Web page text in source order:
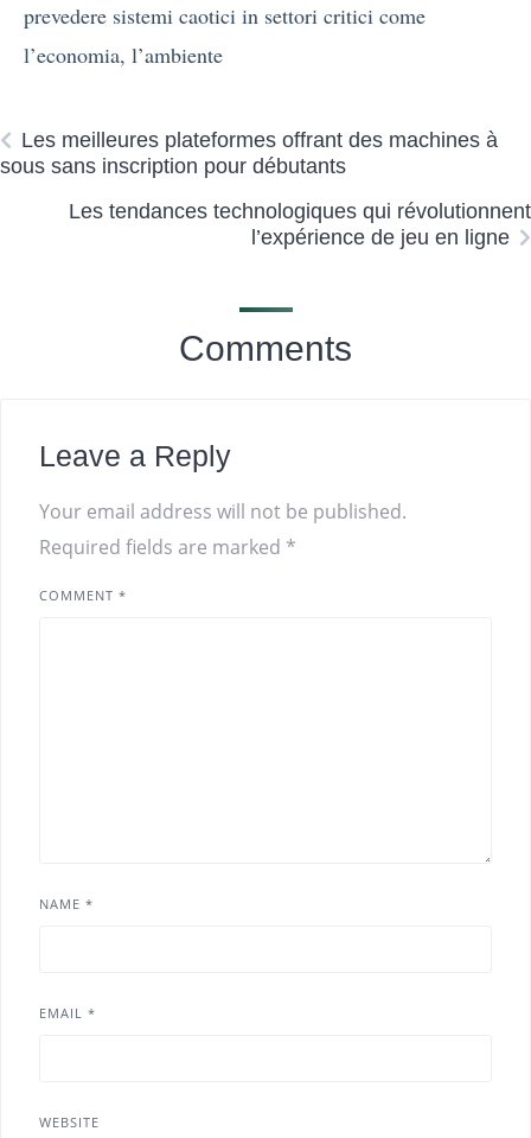
prevedere sistemi caotici in settori critici come
l’economia, l’ambiente
Les meilleures plateformes offrant des machines à
sous sans inscription pour débutants
Les tendances technologiques qui révolutionnent
l’expérience de jeu en ligne
Comments
Leave a Reply
Your email address will not be published.
Required fields are marked *
COMMENT *
NAME *
EMAIL *
WEBSITE